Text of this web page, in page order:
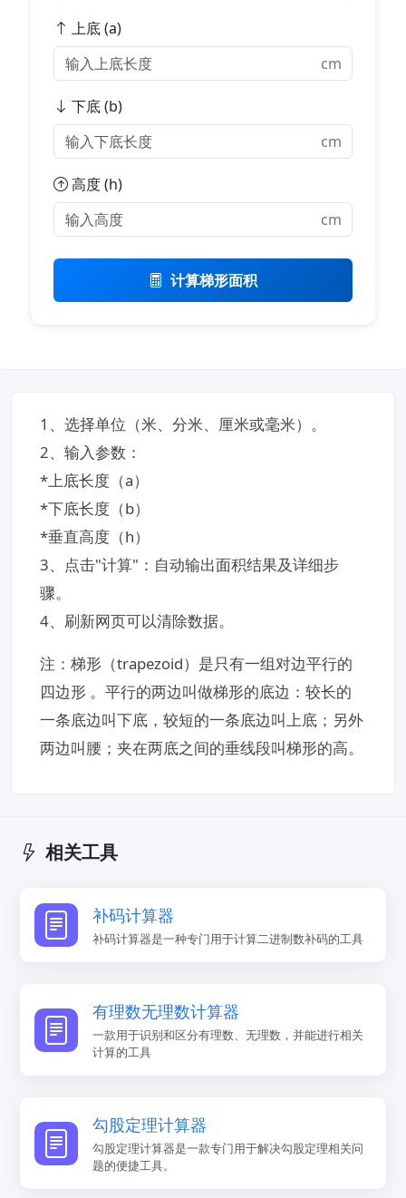
上底 (a)
cm
下底 (b)
cm
高度 (h)
cm
计算梯形面积
​1、选择单位（米、分米、厘米或毫米）。​
2、​输入参数​：
*上底长度（a）
*下底长度（b）
*垂直高度（h）
3、点击"计算"​​：自动输出面积结果及详细步
骤。
4、刷新网页可以清除数据。
注：梯形（trapezoid）是只有一组对边平行的
四边形 。平行的两边叫做梯形的底边：较长的
一条底边叫下底，较短的一条底边叫上底；另外
两边叫腰；夹在两底之间的垂线段叫梯形的高。
相关工具
补码计算器
补码计算器是一种专门用于计算二进制数补码的工具
有理数无理数计算器
一款用于识别和区分有理数、无理数，并能进行相关
计算的工具
勾股定理计算器
勾股定理计算器是一款专门用于解决勾股定理相关问
题的便捷工具。